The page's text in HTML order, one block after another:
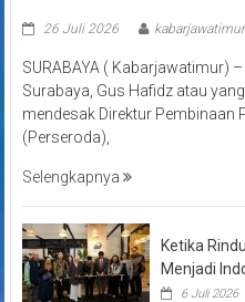
26 Juli 2026 kabarjawatimur
SURABAYA ( Kabarjawatimur)
Surabaya, Gus Hafidz atau
mendesak Direktur Pembinaan
(Perseroda),
Selengkapnya
Ketika
Menjadi
6 Juli 2026